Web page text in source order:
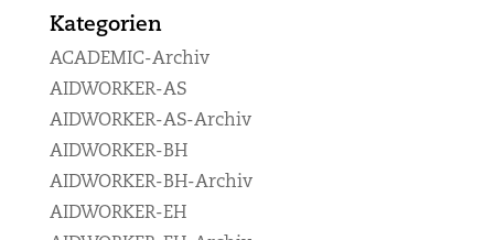
Kategorien
ACADEMIC-Archiv
AIDWORKER-AS
AIDWORKER-AS-Archiv
AIDWORKER-BH
AIDWORKER-BH-Archiv
AIDWORKER-EH